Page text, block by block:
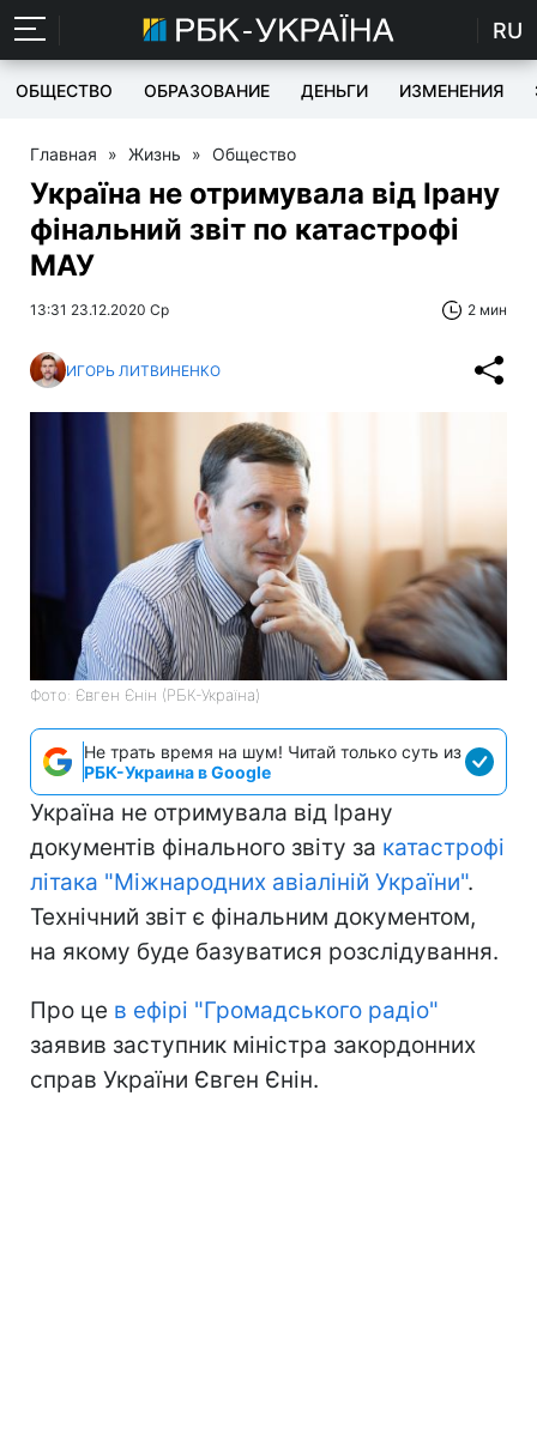
RU
ОБЩЕСТВО ОБРАЗОВАНИЕ ДЕНЬГИ ИЗМЕНЕНИЯ
Главная » Жизнь » Общество
Україна не отримувала від Ірану
фінальний звіт по катастрофі
МАУ
13:31 23.12.2020 Ср 2 мин
ИГОРЬ ЛИТВИНЕНКО
Фото: Євген Єнін (РБК-Україна)
Не трать время на шум! Читай только суть из
РБК-Украина в Google
Україна не отримувала від Ірану
документів фінального звіту за катастрофі
літака "Міжнародних авіаліній України".
Технічний звіт є фінальним документом,
на якому буде базуватися розслідування.
Про це в ефірі "Громадського радіо"
заявив заступник міністра закордонних
справ України Євген Єнін.